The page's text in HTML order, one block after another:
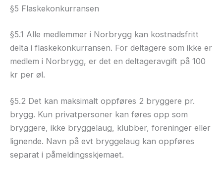
§5 Flaskekonkurransen
§5.1 Alle medlemmer i Norbrygg kan kostnadsfritt
delta i flaskekonkurransen. For deltagere som ikke er
medlem i Norbrygg, er det en deltageravgift på 100
kr per øl.
§5.2 Det kan maksimalt oppføres 2 bryggere pr.
brygg. Kun privatpersoner kan føres opp som
bryggere, ikke bryggelaug, klubber, foreninger eller
lignende. Navn på evt bryggelaug kan oppføres
separat i påmeldingsskjemaet.